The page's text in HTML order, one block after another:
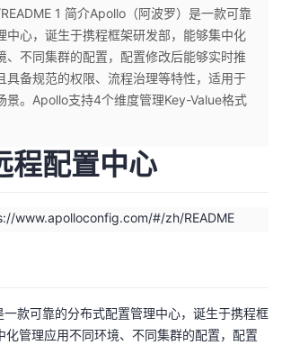
1 简介Apollo（阿波罗）是一款可靠
中心，诞生于携程框架研发部，能够集中化
、不同集群的配置，配置修改后能够实时推
具备规范的权限、流程治理等特性，适用于
景。Apollo支持4个维度管理Key-Value格式
配置中心
www.apolloconfig.com/#/zh/README
款可靠的分布式配置管理中心，诞生于携程框
化管理应用不同环境、不同集群的配置，配置